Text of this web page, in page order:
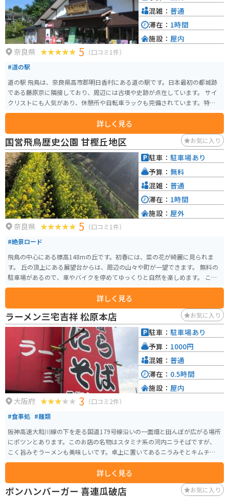
奈良県 5 （口コミ1件）
#道の駅
道の駅 飛鳥は、奈良県高市郡明日香村にある道の駅です。日本最初の都城跡
である藤原京に隣接しており、周辺には古墳や史跡が点在しています。 サイ
クリストにも人気があり、休憩所や自転車ラックも完備されています。特産
品販売所では、地元産の新鮮な野菜や果物、お土産などが購入できます。 レ
ストランでは、地元の食材を使った郷土料理や、古代米を使ったメニューな
どが楽しめます。おすすめは、古代米を使った「飛鳥鍋」です。 周辺には、
石舞台古墳や高松塚古墳など、歴史的な観光スポットがたくさんあります。レ
ンタサイクルも利用できるので、サイクリングで周辺を散策するのもおすす
めです。
詳しく見る
混雑： 普通
滞在： 1時間
施設： 屋内
国営飛鳥歴史公園 甘樫丘地区 お気に入り
奈良県 5 （口コミ1件）
#絶景ロード
飛鳥の中心にある標高148mの丘です。初春には、菜の花が綺麗に見られま
す。 丘の頂上にある展望台からは、周辺の山々や町が一望できます。 無料の
駐車場があるので、車やバイクを停めてゆっくりと自然を楽しめます。 ここ
から高松塚古墳の方向に走っていくと、程よく角度がついたワイディングロ
ードがあります。少し短いですが、ツーリングにはもってこいの場所です。
詳しく見る
駐車： 駐車場あり
予算： 無料
混雑： 普通
滞在： 1時間
施設： 屋外
ラーメン三宅吉祥 松原本店 お気に入り
大阪府 3 （口コミ2件）
#食事処 #麺類
阪神高速大和川線の下を走る国道179号線沿いの一面畑と田んぼが広がる場所
にポツンとあります。このお店の名物はスタミナ系の河内ニラそばですが、
こく旨みそラーメンも美味しいです。卓上に置いてあるニラみそとキムチを
ラーメンに入れて食べるのが絶品の味です。中太のちぢれ麺、コクとニンニ
ク風味が効いた濃いめのスープがやみつきになります。
詳しく見る
駐車： 駐車場あり
予算： 1000円
混雑： 普通
滞在： 0.5時間
施設： 屋内
ボンハンバーガー 喜連瓜破店 お気に入り